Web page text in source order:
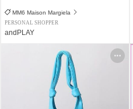
MM6 Maison Margiela
PERSONAL SHOPPER
andPLAY